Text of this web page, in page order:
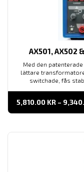
AX501, AX502
Med den
lättare
switchade, fås
5,810.00 KR –